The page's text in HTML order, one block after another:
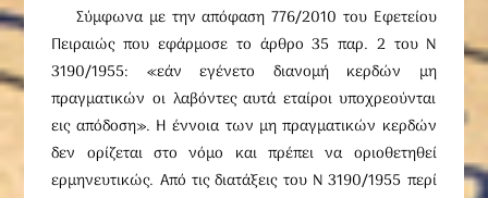
Σύμφωνα με την απόφαση 776/2010 του Εφετείου
Πειραιώς που εφάρμοσε το άρθρο 35 παρ. 2 του Ν
3190/1955: «εάν εγένετο διανομή κερδών μη
πραγματικών οι λαβόντες αυτά εταίροι υποχρεούνται
εις απόδοση». Η έννοια των μη πραγματικών κερδών
δεν ορίζεται στο νόμο και πρέπει να οριοθετηθεί
ερμηνευτικώς. Από τις διατάξεις του Ν 3190/1955 περί